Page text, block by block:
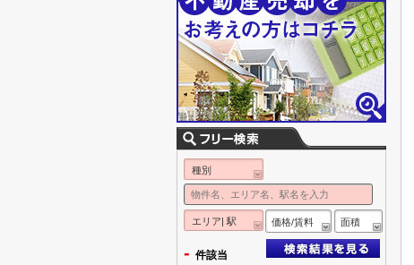
種別
エリア| 駅 価格/賃料 面積
- 件該当